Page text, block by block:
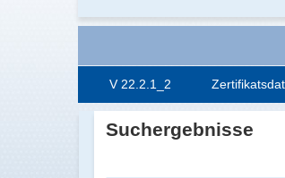
V 22.2.1_2
Suchergebnisse